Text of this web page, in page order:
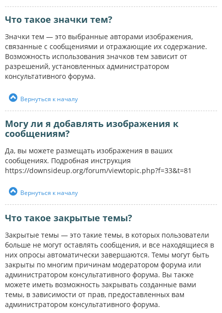
Что такое значки тем?
Значки тем — это выбранные авторами изображения,
связанные с сообщениями и отражающие их содержание.
Возможность использования значков тем зависит от
разрешений, установленных администратором
консультативного форума.
Вернуться к началу
Могу ли я добавлять изображения к
сообщениям?
Да, вы можете размещать изображения в ваших
сообщениях. Подробная инструкция
https://downsideup.org/forum/viewtopic.php?f=33&t=81
Вернуться к началу
Что такое закрытые темы?
Закрытые темы — это такие темы, в которых пользователи
больше не могут оставлять сообщения, и все находящиеся в
них опросы автоматически завершаются. Темы могут быть
закрыты по многим причинам модератором форума или
администратором консультативного форума. Вы также
можете иметь возможность закрывать созданные вами
темы, в зависимости от прав, предоставленных вам
администратором консультативного форума.